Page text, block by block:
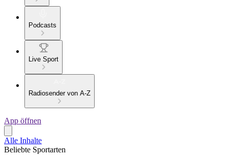
Podcasts
Live Sport
Radiosender von A-Z
App öffnen
Alle Inhalte
Beliebte Sportarten